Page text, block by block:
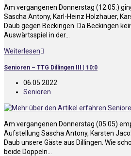
Am vergangenen Donnerstag (12.05.)
Sascha Antony, Karl-Heinz Holzhauer,
Daub gegen Beckingen. Da Beckingen
Auswärtsspiel in der…
Weiterlesen
Senioren – TTG Dillingen III | 10:0
06.05.2022
Senioren
Am vergangenen Donnerstag (05.05)
Aufstellung Sascha Antony, Karsten
Daub unsere Gäste aus Dillingen. Wie
beide Doppeln…